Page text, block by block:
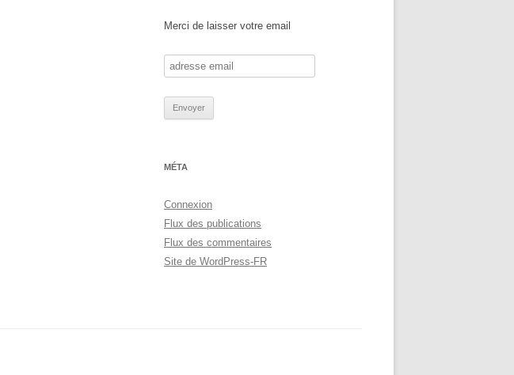
Merci de laisser votre email
MÉTA
Connexion
Flux des publications
Flux des commentaires
Site de WordPress-FR